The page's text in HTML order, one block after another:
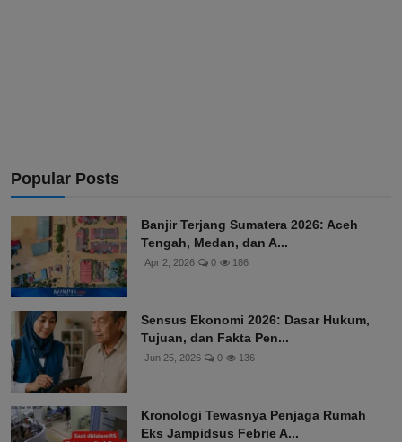
Popular Posts
Banjir Terjang Sumatera 2026: Aceh
Tengah, Medan, dan A...
Apr 2, 2026 0 186
Sensus Ekonomi 2026: Dasar Hukum,
Tujuan, dan Fakta Pen...
Jun 25, 2026 0 136
Kronologi Tewasnya Penjaga Rumah
Eks Jampidsus Febrie A...